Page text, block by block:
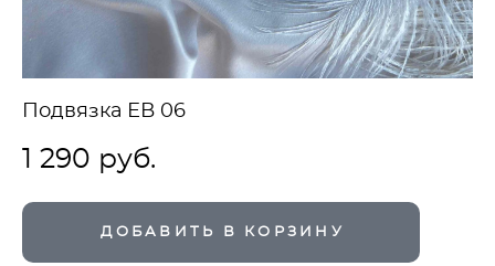
Подвязка ЕВ 06
1 290 pуб.
ДОБАВИТЬ В КОРЗИНУ